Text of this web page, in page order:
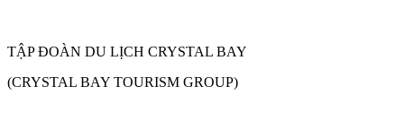
TẬP ĐOÀN DU LỊCH CRYSTAL BAY
(CRYSTAL BAY TOURISM GROUP)